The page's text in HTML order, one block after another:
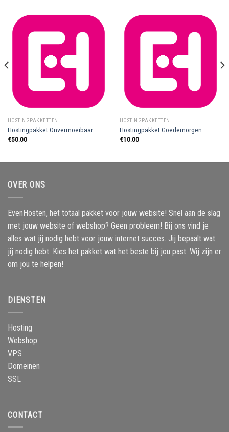
HOSTINGPAKKETTEN
Hostingpakket Onvermoeibaar
€50.00
HOSTINGPAKKETTEN
Hostingpakket Goedemorgen
€10.00
OVER ONS
EvenHosten, het totaal pakket voor jouw website! Snel aan de slag
met jouw website of webshop? Geen probleem! Bij ons vind je
alles wat jij nodig hebt voor jouw internet succes. Jij bepaalt wat
jij nodig hebt. Kies het pakket wat het beste bij jou past. Wij zijn er
om jou te helpen!
DIENSTEN
Hosting
Webshop
VPS
Domeinen
SSL
CONTACT